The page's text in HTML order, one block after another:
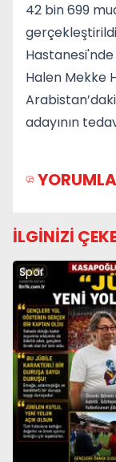
42 bin 699
Hastanesi'nde
Halen Mekke
adayının
İLGİNİZİ
Spor